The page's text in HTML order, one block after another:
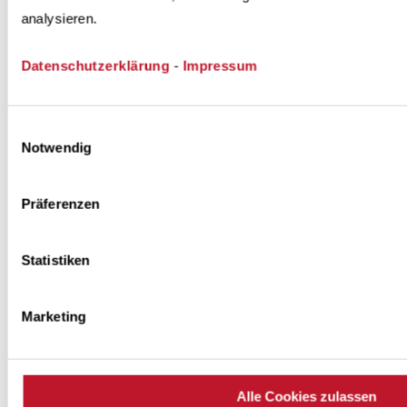
analysieren.
Datenschutzerklärung - Impressum
Notwendig
Präferenzen
Statistiken
Marketing
Alle Cookies zulassen
n
e